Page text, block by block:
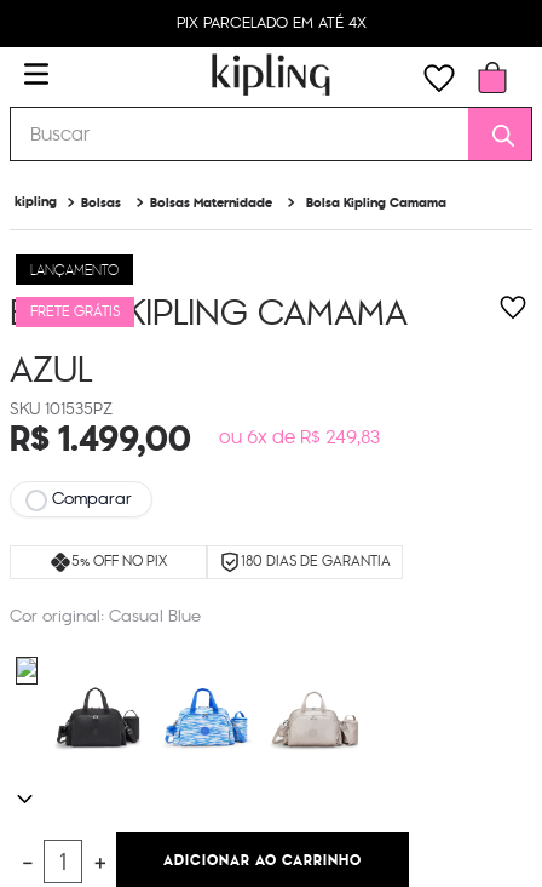
PIX PARCELADO EM ATÉ 4X
Buscar
Bolsas Bolsas Maternidade Bolsa Kipling Camama
LANÇAMENTO
FRETE GRÁTIS
BOLSA KIPLING CAMAMA
AZUL
101535PZ
R$1.499,00 ou 6x de R$ 249,83
Comparar
5% OFF NO PIX 180 DIAS DE GARANTIA
Cor original: Casual Blue
＋
－ ADICIONAR AO CARRINHO